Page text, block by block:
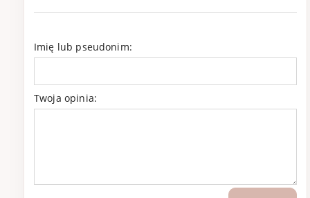
Imię lub pseudonim:
Twoja opinia: